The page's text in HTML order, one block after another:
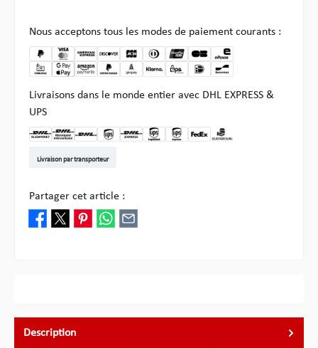
Nous acceptons tous les modes de paiement courants :
Livraisons dans le monde entier avec DHL EXPRESS &
UPS
Livraison par transporteur
Partager cet article :
Description